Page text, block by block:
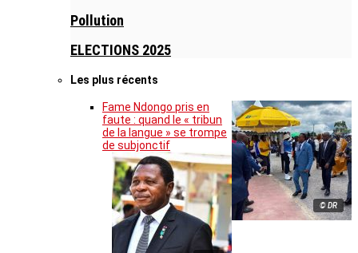
Pollution
ELECTIONS 2025
Les plus récents
© DR
Fame Ndongo pris en
faute : quand le « tribun
de la langue » se trompe
de subjonctif